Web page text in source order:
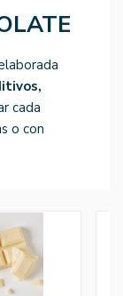
cada
o con